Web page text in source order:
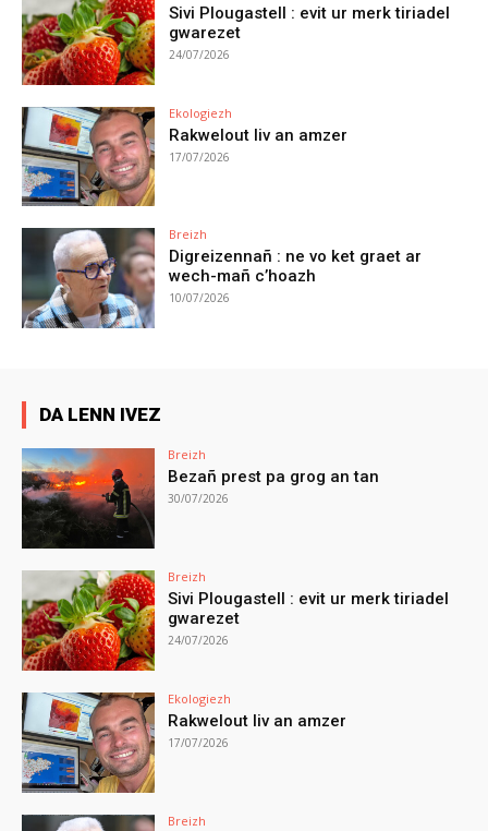
Sivi Plougastell : evit ur merk tiriadel
gwarezet
24/07/2026
Ekologiezh
Rakwelout liv an amzer
17/07/2026
Breizh
Digreizennañ : ne vo ket graet ar
wech-mañ c’hoazh
10/07/2026
DA LENN IVEZ
Breizh
Bezañ prest pa grog an tan
30/07/2026
Breizh
Sivi Plougastell : evit ur merk tiriadel
gwarezet
24/07/2026
Ekologiezh
Rakwelout liv an amzer
17/07/2026
Breizh